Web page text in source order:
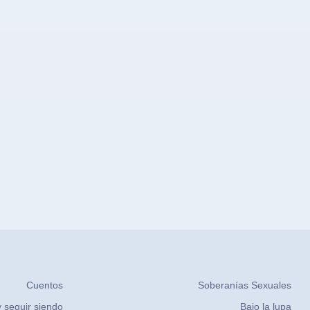
Cuentos
seguir siendo
Soberanías Sexuales
Bajo la lupa